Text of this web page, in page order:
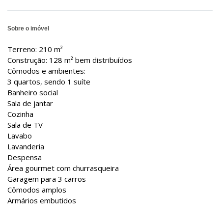
Sobre o imóvel
Terreno: 210 m²
Construção: 128 m² bem distribuídos
Cômodos e ambientes:
3 quartos, sendo 1 suíte
Banheiro social
Sala de jantar
Cozinha
Sala de TV
Lavabo
Lavanderia
Despensa
Área gourmet com churrasqueira
Garagem para 3 carros
Cômodos amplos
Armários embutidos